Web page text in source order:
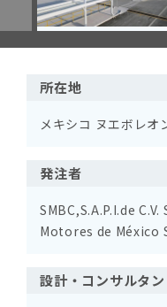
所在地
メキシコ ヌエボレオ
発注者
SMBC,S.A.P.I.de
Motores de México
設計・コンサルタン